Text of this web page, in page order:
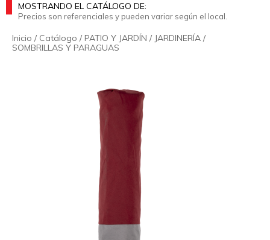
MOSTRANDO EL CATÁLOGO DE:
Precios son referenciales y pueden variar según el local.
Inicio / Catálogo / PATIO Y JARDÍN / JARDINERÍA /
SOMBRILLAS Y PARAGUAS